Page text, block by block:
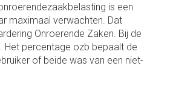
is een
maximaal verwachten. Dat
Onroerende Zaken. Bij de
Het percentage ozb bepaalt de
of beide was van een niet-